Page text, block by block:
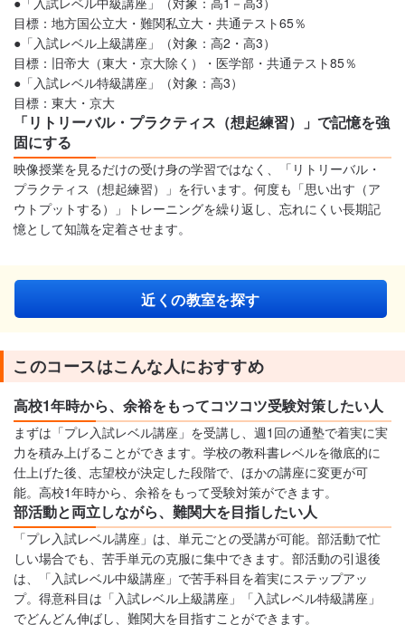
目標：地方国公立大・難関私立大・共通テスト65％
●「入試レベル上級講座」（対象：高2・高3）
目標：旧帝大（東大・京大除く）・医学部・共通テスト85％
●「入試レベル特級講座」（対象：高3）
目標：東大・京大
「リトリーバル・プラクティス（想起練習）」で記憶を強
固にする
映像授業を見るだけの受け身の学習ではなく、「リトリーバル・
プラクティス（想起練習）」を行います。何度も「思い出す（ア
ウトプットする）」トレーニングを繰り返し、忘れにくい長期記
憶として知識を定着させます。
近くの教室を探す
このコースはこんな人におすすめ
高校1年時から、余裕をもってコツコツ受験対策したい人
まずは「プレ入試レベル講座」を受講し、週1回の通塾で着実に実
力を積み上げることができます。学校の教科書レベルを徹底的に
仕上げた後、志望校が決定した段階で、ほかの講座に変更が可
能。高校1年時から、余裕をもって受験対策ができます。
部活動と両立しながら、難関大を目指したい人
「プレ入試レベル講座」は、単元ごとの受講が可能。部活動で忙
しい場合でも、苦手単元の克服に集中できます。部活動の引退後
は、「入試レベル中級講座」で苦手科目を着実にステップアッ
プ。得意科目は「入試レベル上級講座」「入試レベル特級講座」
でどんどん伸ばし、難関大を目指すことができます。